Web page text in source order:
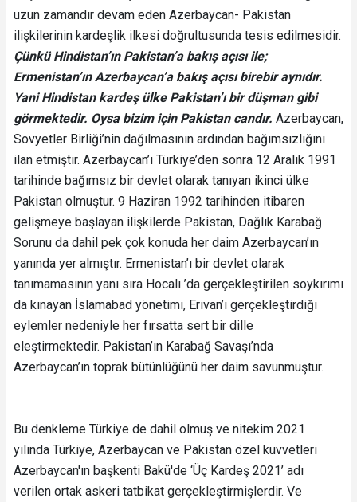
uzun zamandır devam eden Azerbaycan- Pakistan
ilişkilerinin kardeşlik ilkesi doğrultusunda tesis edilmesidir.
Çünkü Hindistan’ın Pakistan’a bakış açısı ile;
Ermenistan’ın Azerbaycan’a bakış açısı birebir aynıdır.
Yani Hindistan kardeş ülke Pakistan’ı bir düşman gibi
görmektedir. Oysa bizim için Pakistan candır. Azerbaycan,
Sovyetler Birliği’nin dağılmasının ardından bağımsızlığını
ilan etmiştir. Azerbaycan’ı Türkiye’den sonra 12 Aralık 1991
tarihinde bağımsız bir devlet olarak tanıyan ikinci ülke
Pakistan olmuştur. 9 Haziran 1992 tarihinden itibaren
gelişmeye başlayan ilişkilerde Pakistan, Dağlık Karabağ
Sorunu da dahil pek çok konuda her daim Azerbaycan’ın
yanında yer almıştır. Ermenistan’ı bir devlet olarak
tanımamasının yanı sıra Hocalı ’da gerçekleştirilen soykırımı
da kınayan İslamabad yönetimi, Erivan’ı gerçekleştirdiği
eylemler nedeniyle her fırsatta sert bir dille
eleştirmektedir. Pakistan’ın Karabağ Savaşı’nda
Azerbaycan’ın toprak bütünlüğünü her daim savunmuştur.
Bu denkleme Türkiye de dahil olmuş ve nitekim 2021
yılında Türkiye, Azerbaycan ve Pakistan özel kuvvetleri
Azerbaycan'ın başkenti Bakü'de ‘Üç Kardeş 2021’ adı
verilen ortak askeri tatbikat gerçekleştirmişlerdir. Ve